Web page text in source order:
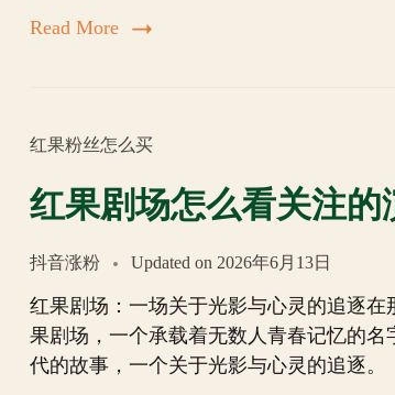
Read More
红果粉丝怎么买
红果剧场怎么看关注的
抖音涨粉 Updated on 2026年6月13日
红果剧场：一场关于光影与心灵的追逐
果剧场，一个承载着无数人青春记忆的
代的故事，一个关于光影与心灵的追逐。